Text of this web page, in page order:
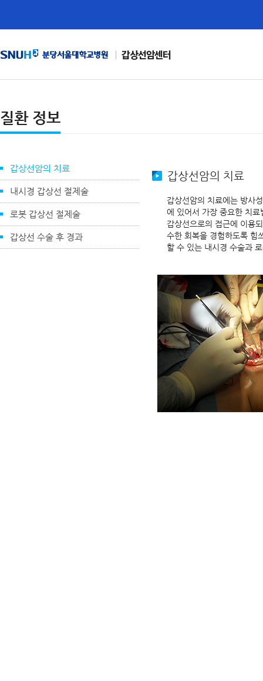
갑상선암센터
질환 정보
갑상선암의 치료
내시경 갑상선 절제술
로봇 갑상선 절제술
갑상선 수술 후 경과
갑상선암의 치료
갑상선암의 치료에는 방사
에 있어서 가장 중요한 치
갑상선으로의 접근에 이용
수한 회복을 경험하도록 힘
할 수 있는 내시경 수술과